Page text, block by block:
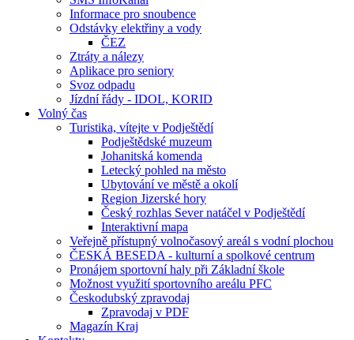
Informace pro snoubence
Odstávky elektřiny a vody
ČEZ
Ztráty a nálezy
Aplikace pro seniory
Svoz odpadu
Jízdní řády - IDOL, KORID
Volný čas
Turistika, vítejte v Podještědí
Podještědské muzeum
Johanitská komenda
Letecký pohled na město
Ubytování ve městě a okolí
Region Jizerské hory
Český rozhlas Sever natáčel v Podještědí
Interaktivní mapa
Veřejně přístupný volnočasový areál s vodní plochou
ČESKÁ BESEDA - kulturní a spolkové centrum
Pronájem sportovní haly při Základní škole
Možnost využití sportovního areálu PFC
Českodubský zpravodaj
Zpravodaj v PDF
Magazín Kraj